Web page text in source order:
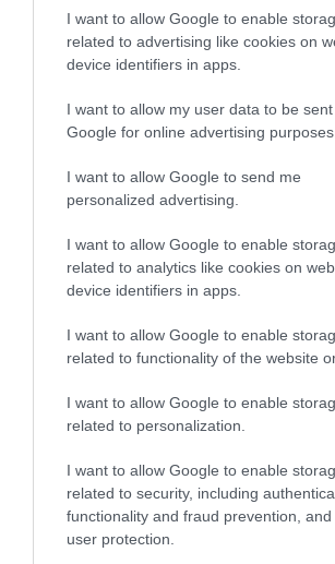
I want to allow Google to enable
related to advertising like cookies on
device identifiers in apps.
I want to allow my user data to be
Google for online advertising purposes.
I want to allow Google to send me
personalized advertising.
I want to allow Google to enable
related to analytics like cookies on
device identifiers in apps.
I want to allow Google to enable
related to functionality of the website
I want to allow Google to enable
related to personalization.
I want to allow Google to enable
related to security, including
functionality and fraud prevention,
user protection.
2021. december 23| Környék ügye
Ónos eső miatt figyelmeztetést adott ki az
Országos Meteorológiai Szolgálat: Nógrádra
Esztergom és Pest meg...
GYENGE ÓNOS ESŐ VÁRHATÓ HEVES
2021. december 26| Környék ügye
harmadfokú riasztásokat is kiadta az
Szolgálat vasárnap. Heves megyében gyenge
figyelmeztetnek. Elsőfo...
ÉJJEL VISSZATÉRHET AZ ÓNOS ESŐ HEVES
2021. december 26|Környék ügye
Mindenhol elsőfokúra mérsékelték vagy
riasztásokat, de éjjel és hétfőn ismét többfelé
így ismét több járásra kiadhatja a
Országos Mete...
ÓRÁKIG ESHET AZ ÓNOS ESŐ HEVES
MÁSODFOKÚ FIGYELMEZTETÉST ADTAK KI
2021. december 28|Környék ügye